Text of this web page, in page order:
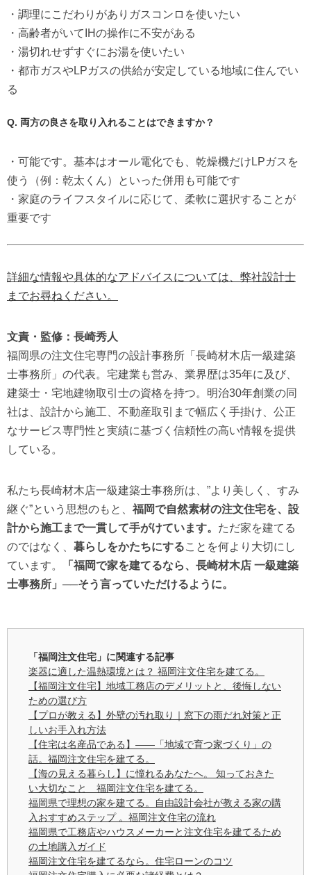
・調理にこだわりがありガスコンロを使いたい
・高齢者がいてIHの操作に不安がある
・湯切れせずすぐにお湯を使いたい
・都市ガスやLPガスの供給が安定している地域に住んでい
る
Q. 両方の良さを取り入れることはできますか？
・可能です。基本はオール電化でも、乾燥機だけLPガスを
使う（例：乾太くん）といった併用も可能です
・家庭のライフスタイルに応じて、柔軟に選択することが
重要です
詳細な情報や具体的なアドバイスについては、弊社設計士
までお尋ねください。
文責・監修：長崎秀人
福岡県の注文住宅専門の設計事務所「長崎材木店一級建築
士事務所」の代表。宅建業も営み、業界歴は35年に及び、
建築士・宅地建物取引士の資格を持つ。明治30年創業の同
社は、設計から施工、不動産取引まで幅広く手掛け、公正
なサービス専門性と実績に基づく信頼性の高い情報を提供
している。
私たち長崎材木店一級建築士事務所は、”より美しく、すみ
継ぐ”という思想のもと、 福岡で自然素材の注文住宅を、設
計から施工まで一貫して手がけています。 ただ家を建てる
のではなく、 暮らしをかたちにすることを何より大切にし
ています。
「福岡で家を建てるなら、長崎材木店 一級建築
士事務所」──そう言っていただけるように。
「福岡注文住宅」に関連する記事
楽器に適した温熱環境とは？ 福岡注文住宅を建てる。
【福岡注文住宅】地域工務店のデメリットと、後悔しない
ための選び方
【プロが教える】外壁の汚れ取り｜窓下の雨だれ対策と正
しいお手入れ方法
【住宅は名産品である】——「地域で育つ家づくり」の
話。福岡注文住宅を建てる。
【海の見える暮らし】に憧れるあなたへ。 知っておきた
い大切なこと 福岡注文住宅を建てる。
福岡県で理想の家を建てる。自由設計会社が教える家の購
入おすすめステップ 。福岡注文住宅の流れ
福岡県で工務店やハウスメーカーと注文住宅を建てるため
の土地購入ガイド
福岡注文住宅を建てるなら。住宅ローンのコツ